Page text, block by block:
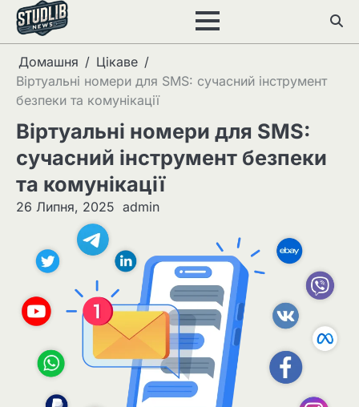
Перейти
вмісту
Домашня
Цікаве
Віртуальні номери для SMS: сучасний інструмент
безпеки та комунікації
Віртуальні номери для SMS:
сучасний інструмент безпеки
та комунікації
26 Липня, 2025 admin